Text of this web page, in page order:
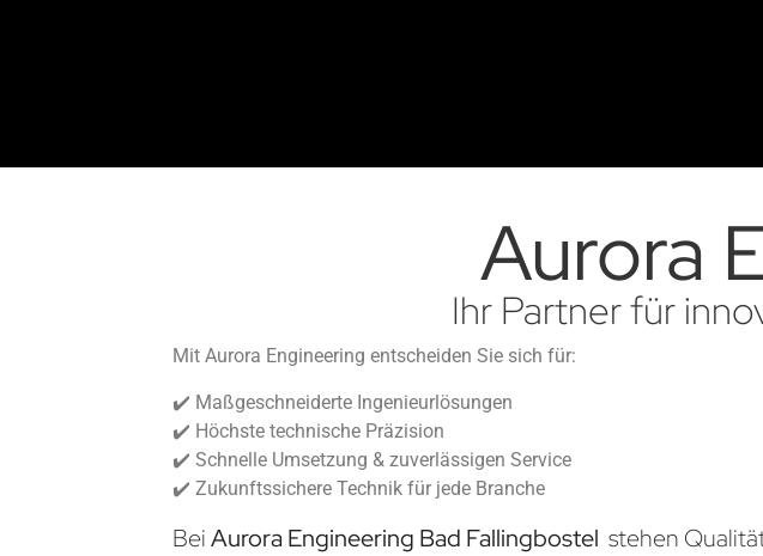
Aurora
Ihr Partner für
Mit Aurora Engineering entscheiden Sie sich für:
✔️ Maßgeschneiderte Ingenieurlösungen
✔️ Höchste technische Präzision
✔️ Schnelle Umsetzung & zuverlässigen Service
✔️ Zukunftssichere Technik für jede Branche
BeiAurora Engineering Bad Fallingbostel stehen